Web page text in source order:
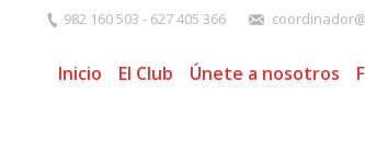
982 160 503 - 627 405 366
Inicio El Club Únete a nosotros